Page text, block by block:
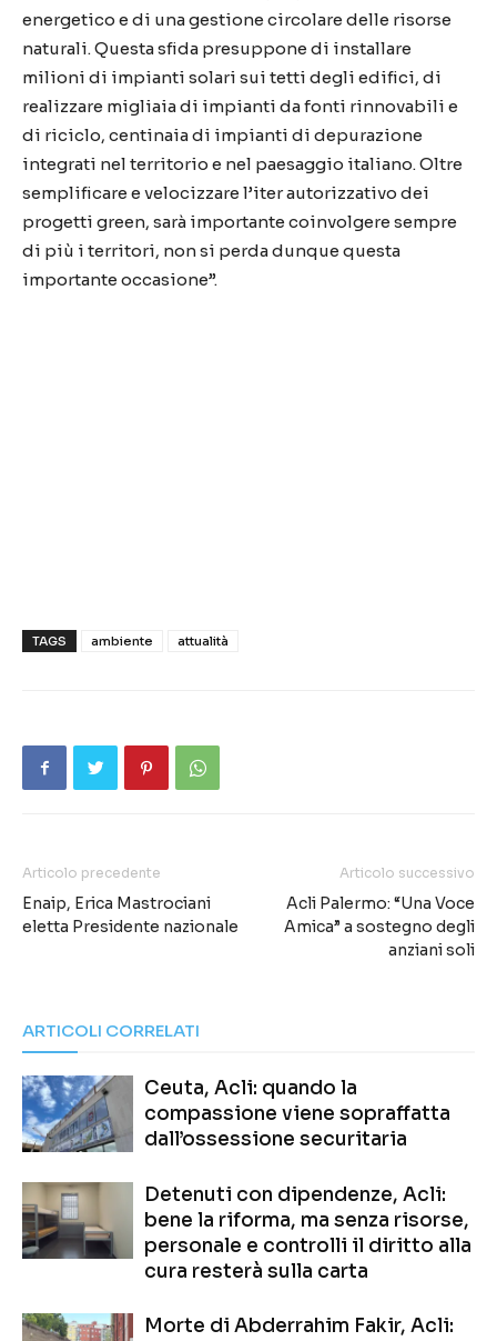
energetico e di una gestione circolare delle risorse
naturali. Questa sfida presuppone di installare
milioni di impianti solari sui tetti degli edifici, di
realizzare migliaia di impianti da fonti rinnovabili e
di riciclo, centinaia di impianti di depurazione
integrati nel territorio e nel paesaggio italiano. Oltre
semplificare e velocizzare l’iter autorizzativo dei
progetti green, sarà importante coinvolgere sempre
di più i territori, non si perda dunque questa
importante occasione”.
TAGS ambiente attualità
Articolo precedente
Enaip, Erica Mastrociani
eletta Presidente nazionale
Articolo successivo
Acli Palermo: “Una Voce
Amica” a sostegno degli
anziani soli
ARTICOLI CORRELATI
Ceuta, Acli: quando la
compassione viene sopraffatta
dall’ossessione securitaria
Detenuti con dipendenze, Acli:
bene la riforma, ma senza risorse,
personale e controlli il diritto alla
cura resterà sulla carta
Morte di Abderrahim Fakir, Acli: